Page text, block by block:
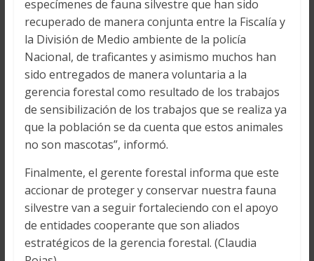
especímenes de fauna silvestre que han sido
recuperado de manera conjunta entre la Fiscalía y
la División de Medio ambiente de la policía
Nacional, de traficantes y asimismo muchos han
sido entregados de manera voluntaria a la
gerencia forestal como resultado de los trabajos
de sensibilización de los trabajos que se realiza ya
que la población se da cuenta que estos animales
no son mascotas”, informó.
Finalmente, el gerente forestal informa que este
accionar de proteger y conservar nuestra fauna
silvestre van a seguir fortaleciendo con el apoyo
de entidades cooperante que son aliados
estratégicos de la gerencia forestal. (Claudia